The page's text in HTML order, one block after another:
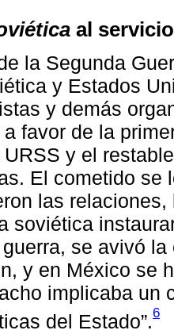
al
la Segunda
y Estados
y demás
favor de la
y el
El cometido se
las
soviética
se avivó
y en México se
implicaba un
del Estado”.6